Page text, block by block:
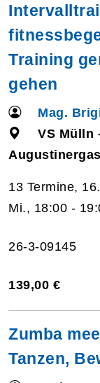
Training
gehen
Mag.
VS Mülln
13 Termine,
Mi., 18:00 -
26-3-09145
139,00 €
Zumba
Tanzen,